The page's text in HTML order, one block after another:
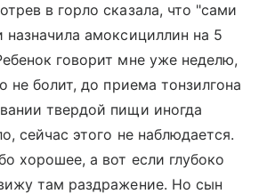
в горло сказала, что "сами
назначила амоксициллин на 5
говорит мне уже неделю,
не болит, до приема тонзилгона
твердой пищи иногда
сейчас этого не наблюдается.
хорошее, а вот если глубоко
там раздражение. Но сын